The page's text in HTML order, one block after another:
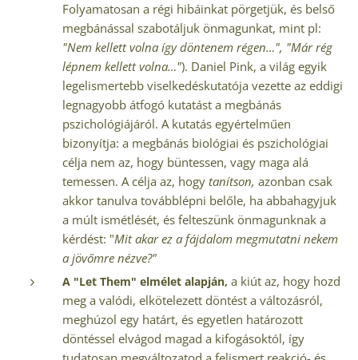
Folyamatosan a régi hibáinkat pörgetjük, és belső
megbánással szabotáljuk önmagunkat, mint pl:
"Nem kellett volna így döntenem régen…", "Már rég
lépnem kellett volna…"). Daniel Pink, a világ egyik
legelismertebb viselkedéskutatója vezette az eddigi
legnagyobb átfogó kutatást a megbánás
pszichológiájáról. A kutatás egyértelműen
bizonyítja: a megbánás biológiai és pszichológiai
célja nem az, hogy büntessen, vagy maga alá
temessen. A célja az, hogy tanítson, azonban csak
akkor tanulva továbblépni belőle, ha abbahagyjuk
a múlt ismétlését, és felteszünk önmagunknak a
kérdést: "Mit akar ez a fájdalom megmutatni nekem
a jövőmre nézve?"
A "Let Them" elmélet alapján, a kiút az, hogy hozd
meg a valódi, elkötelezett döntést a változásról,
meghúzol egy határt, és egyetlen határozott
döntéssel elvágod magad a kifogásoktól, így